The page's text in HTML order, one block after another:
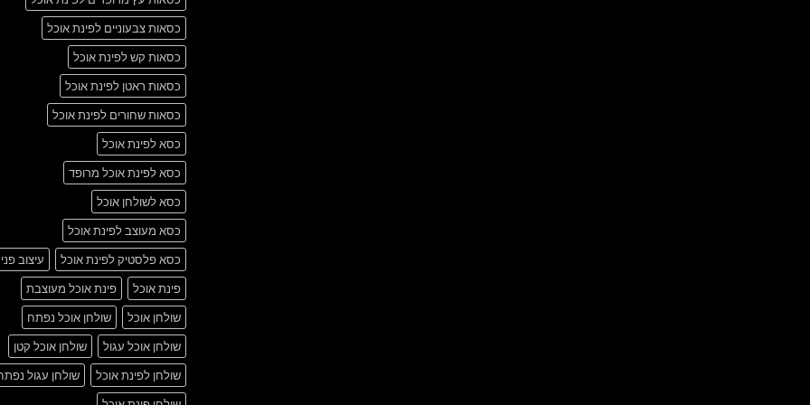
כסאות צבעוניים לפינת אוכל
כסאות קש לפינת אוכל
כסאות ראטן לפינת אוכל
כסאות שחורים לפינת אוכל
כסא לפינת אוכל
כסא לפינת אוכל מרופד
כסא לשולחן אוכל
כסא מעוצב לפינת אוכל
כסא פלסטיק לפינת אוכל
עיצוב
פינת אוכל
פינת אוכל מעוצבת
שולחן אוכל
שולחן אוכל נפתח
שולחן אוכל עגול
שולחן אוכל קטן
שולחן לפינת אוכל
שולחן עגול